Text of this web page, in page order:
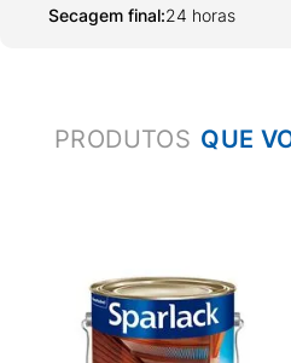
Secagem final:24 horas
PRODUTOS